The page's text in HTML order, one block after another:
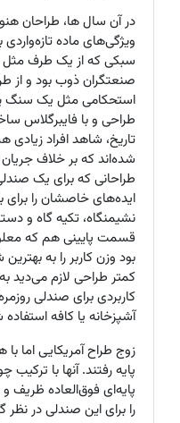
در آن سال ها،
ویژگی‌های ماده تازه‌واردی
سبکی که از یک طرف مثل
صنعتگران ذوب بود و
استحکامی مثل یک سنگ
طراحی و با فایبرگلاس
تاریخ، شاهد افراد
شده‌اند که بر خلاف جریان
طراحانی که برای یک
ایده‌های خاصشان را
نشیمنگاه، تکیه گاه و
قسمت پایینی هم که
بود وزن کاربر را به
کمتر طراحی لازم می‌دید
کاربردی برای صندلی
آشپزخانه یا کافه
زوج طراح آمریکایی
پایه رفتند. آنها با
پایه‌ای فوق‌العاده
را برای این صندلی در نظر